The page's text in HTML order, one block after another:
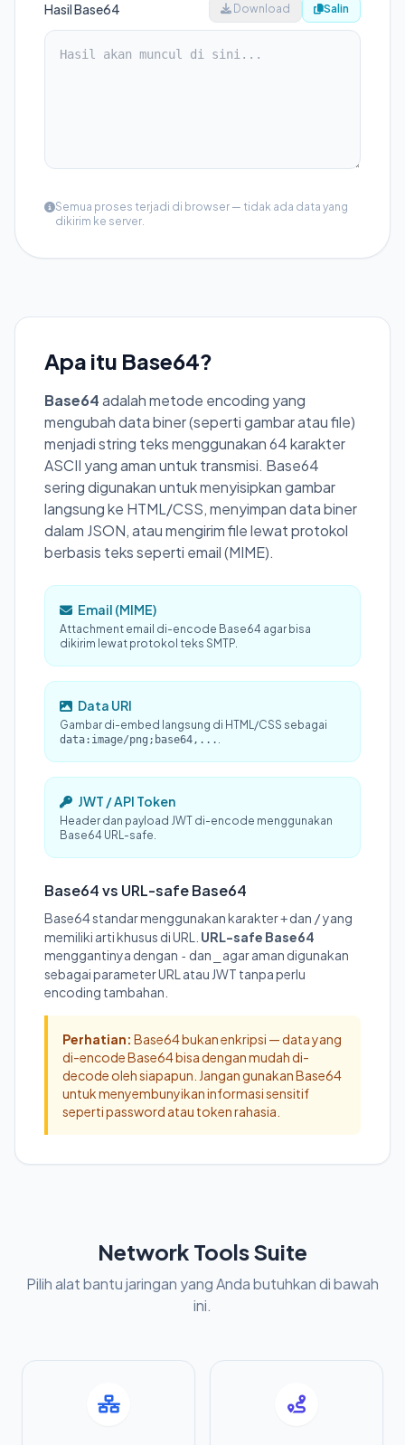
Hasil Base64 Download Salin
Semua proses terjadi di browser — tidak ada data yang
dikirim ke server.
Apa itu Base64?
Base64adalah metode encoding yang
mengubah data biner (seperti gambar atau file)
menjadi string teks menggunakan 64 karakter
ASCII yang aman untuk transmisi. Base64
sering digunakan untuk menyisipkan gambar
langsung ke HTML/CSS, menyimpan data biner
dalam JSON, atau mengirim file lewat protokol
berbasis teks seperti email (MIME).
Email (MIME)
Attachment email di-encode Base64 agar bisa
dikirim lewat protokol teks SMTP.
Data URI
Gambar di-embed langsung di HTML/CSS sebagai
data:image/png;base64,... .
JWT / API Token
Header dan payload JWT di-encode menggunakan
Base64 URL-safe.
Base64 vs URL-safe Base64
Base64 standar menggunakan karakter+dan /yang
memiliki arti khusus di URL. URL-safe Base64
menggantinya dengan - dan
agar aman digunakan
sebagai parameter URL atau JWT tanpa perlu
encoding tambahan.
Perhatian: Base64 bukan enkripsi — data yang
di-encode Base64 bisa dengan mudah di-
decode oleh siapapun. Jangan gunakan Base64
untuk menyembunyikan informasi sensitif
seperti password atau token rahasia.
Network Tools Suite
Pilih alat bantu jaringan yang Anda butuhkan di bawah
ini.